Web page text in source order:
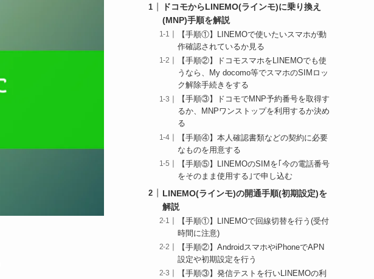
ドコモからLINEMO(ラインモ)に乗り換え
(MNP)手順を解説
【手順①】LINEMOで使いたいスマホが動
作確認されているか見る
【手順②】ドコモスマホをLINEMOでも使
うなら、My docomo等でスマホのSIMロッ
ク解除手続きをする
【手順③】ドコモでMNP予約番号を取得す
るか、MNPワンストップを利用するか決め
る
【手順④】本人確認書類などの契約に必要
なものを用意する
【手順⑤】LINEMOのSIMを｢今の電話番号
をそのまま使用する｣で申し込む
LINEMO(ラインモ)の開通手順(初期設定)を
解説
【手順①】LINEMOで回線切替を行う(受付
時間に注意)
【手順②】AndroidスマホやiPhoneでAPN
設定や初期設定を行う
【手順③】発信テストを行いLINEMOの利